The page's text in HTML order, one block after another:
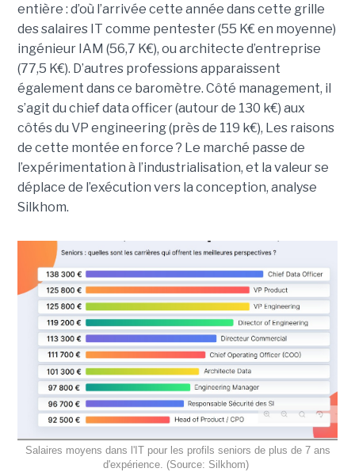
entière : d’où l’arrivée cette année dans cette grille
des salaires IT comme pentester (55 K€ en moyenne)
ingénieur IAM (56,7 K€), ou architecte d’entreprise
(77,5 K€). D’autres professions apparaissent
également dans ce baromètre. Côté management, il
s’agit du chief data officer (autour de 130 k€) aux
côtés du VP engineering (près de 119 k€), Les raisons
de cette montée en force ? Le marché passe de
l’expérimentation à l’industrialisation, et la valeur se
déplace de l’exécution vers la conception, analyse
Silkhom.
Salaires moyens dans l'IT pour les profils seniors de plus de 7 ans
d'expérience. (Source: Silkhom)